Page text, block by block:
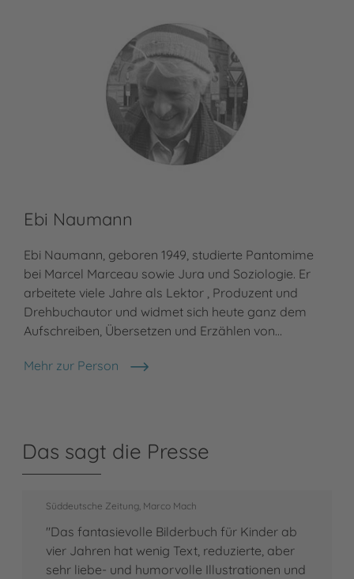
Ebi Naumann
Ebi Naumann, geboren 1949, studierte Pantomime
bei Marcel Marceau sowie Jura und Soziologie. Er
arbeitete viele Jahre als Lektor , Produzent und
Drehbuchautor und widmet sich heute ganz dem
Aufschreiben, Übersetzen und Erzählen von…
Mehr zur Person
Ebi Naumann
Das sagt die Presse
Süddeutsche Zeitung, Marco Mach
"Das fantasievolle Bilderbuch für Kinder ab
vier Jahren hat wenig Text, reduzierte, aber
sehr liebe- und humorvolle Illustrationen und